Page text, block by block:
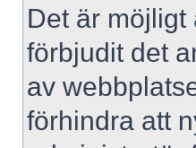
Det är
förbjudit det
av
förhindra att